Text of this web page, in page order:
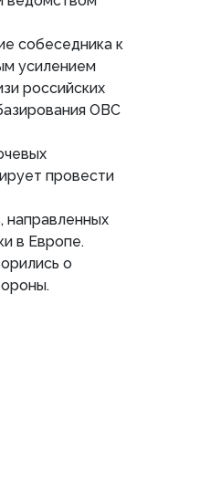
собеседника к
усилением
российских
ОВС
провести
направленных
в Европе.
о